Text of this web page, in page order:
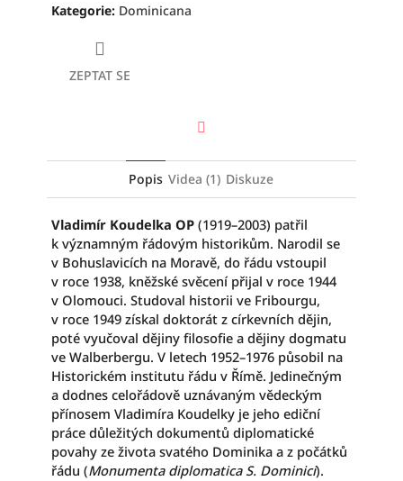
Kategorie: Dominicana
ZEPTAT SE
Popis Videa (1) Diskuze
Vladimír Koudelka OP(1919–2003) patřil
k významným řádovým historikům. Narodil se
v Bohuslavicích na Moravě, do řádu vstoupil
v roce 1938, kněžské svěcení přijal v roce 1944
v Olomouci. Studoval historii ve Fribourgu,
v roce 1949 získal doktorát z církevních dějin,
poté vyučoval dějiny filosofie a dějiny dogmatu
ve Walberbergu. V letech 1952–1976 působil na
Historickém institutu řádu v Římě. Jedinečným
a dodnes celořádově uznávaným vědeckým
přínosem Vladimíra Koudelky je jeho ediční
práce důležitých dokumentů diplomatické
povahy ze života svatého Dominika a z počátků
řádu (Monumenta diplomatica S. Dominici).